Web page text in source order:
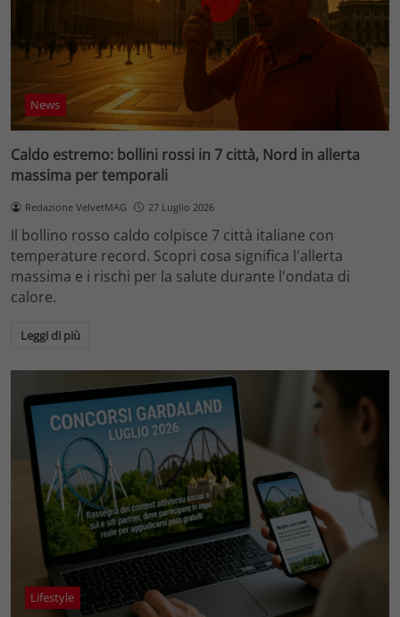
News
Caldo estremo: bollini rossi in 7 città, Nord in allerta
massima per temporali
Redazione VelvetMAG 27 Luglio 2026
Il bollino rosso caldo colpisce 7 città italiane con
temperature record. Scopri cosa significa l'allerta
massima e i rischi per la salute durante l'ondata di
calore.
Leggi di più
Lifestyle